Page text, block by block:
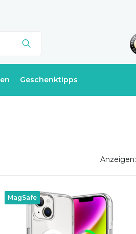
Geschenktipps
Anzeigen:
MagSafe